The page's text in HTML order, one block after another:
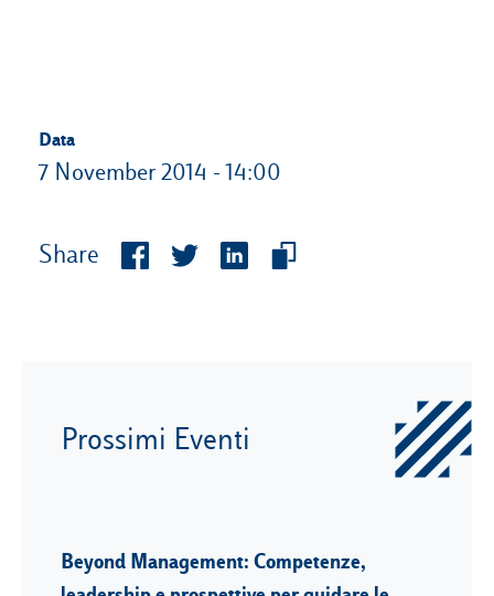
Data
7 November 2014 - 14:00
Share
Prossimi Eventi
Beyond Management: Competenze,